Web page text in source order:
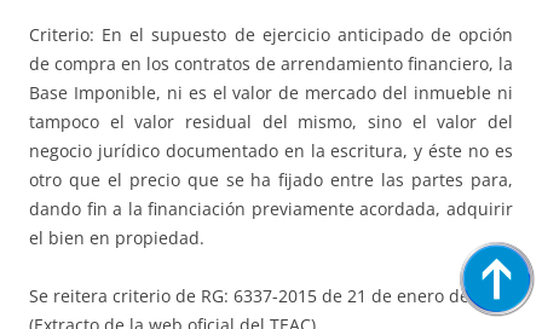
Criterio: En el supuesto de ejercicio anticipado de opción
de compra en los contratos de arrendamiento financiero, la
Base Imponible, ni es el valor de mercado del inmueble ni
tampoco el valor residual del mismo, sino el valor del
negocio jurídico documentado en la escritura, y éste no es
otro que el precio que se ha fijado entre las partes para,
dando fin a la financiación previamente acordada, adquirir
el bien en propiedad.
Se reitera criterio de RG: 6337-2015 de 21 de enero de 2019